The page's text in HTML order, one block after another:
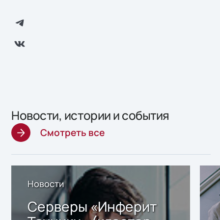
Новости, истории и события
Смотреть все
Новости
Серверы «Инферит